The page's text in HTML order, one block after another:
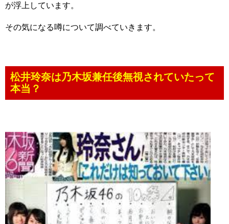
が浮上しています。
その気になる噂について調べていきます。
松井玲奈は乃木坂兼任後無視されていたって
本当？